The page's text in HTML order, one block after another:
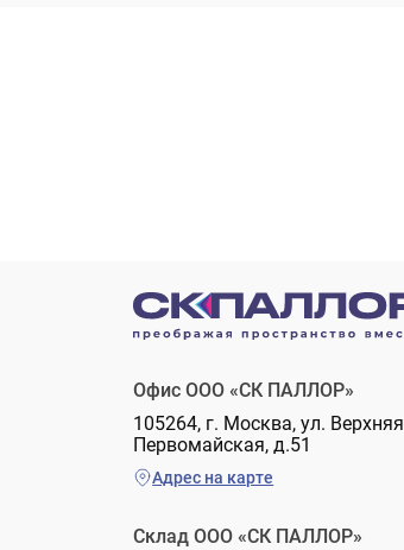
Офис ООО «СК ПАЛЛОР»
105264, г. Москва, ул. Верхняя
Первомайская, д.51
Адрес на карте
Склад ООО «СК ПАЛЛОР»